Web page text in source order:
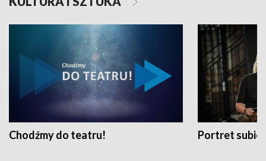
Chodźmy do teatru! Portret